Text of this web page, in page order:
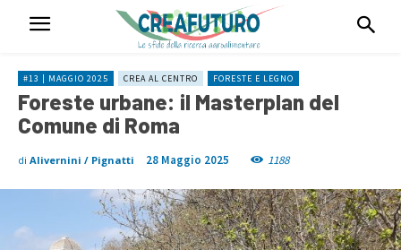
#13 | MAGGIO 2025 CREA AL CENTRO FORESTE E LEGNO
Foreste urbane: il Masterplan del
Comune di Roma
di Alivernini / Pignatti 28 Maggio 2025 1188